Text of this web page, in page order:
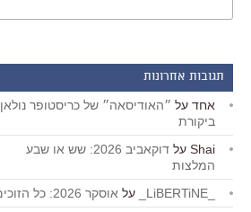
תגובות אחרונות
אחד על ״האודיסאה״ של כריסטופר נולאן,
ביקורת
Shai על
דוקאביב 2026: שש או שבע
המלצות
על אוסקר 2026: כל הזוכים